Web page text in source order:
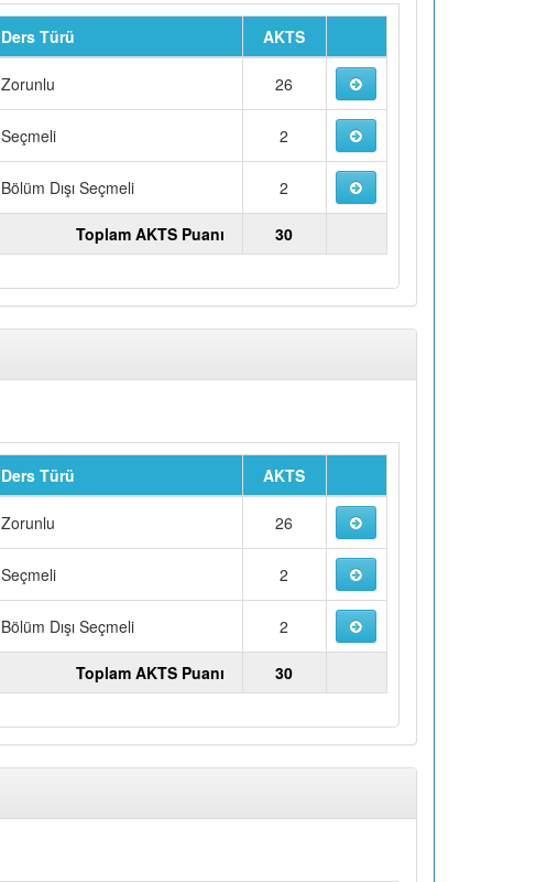
Ders Türü AKTS
Zorunlu 26
Seçmeli 2
Bölüm Dışı Seçmeli 2
Toplam AKTS Puanı 30
Ders Türü AKTS
Zorunlu 26
Seçmeli 2
Bölüm Dışı Seçmeli 2
Toplam AKTS Puanı 30